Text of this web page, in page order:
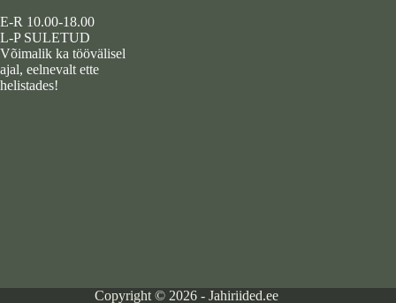
E-R 10.00-18.00
L-P SULETUD
Võimalik ka töövälisel
ajal, eelnevalt ette
helistades!
Copyright © 2026 - Jahiriided.ee